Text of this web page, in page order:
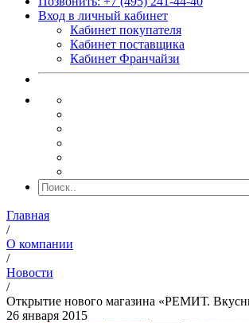
Вход в личный кабинет
Кабинет покупателя
Кабинет поставщика
Кабинет Франчайзи
Главная
/
О компании
/
Новости
/
Открытие нового магазина «РЕМИТ.
26 января 2015